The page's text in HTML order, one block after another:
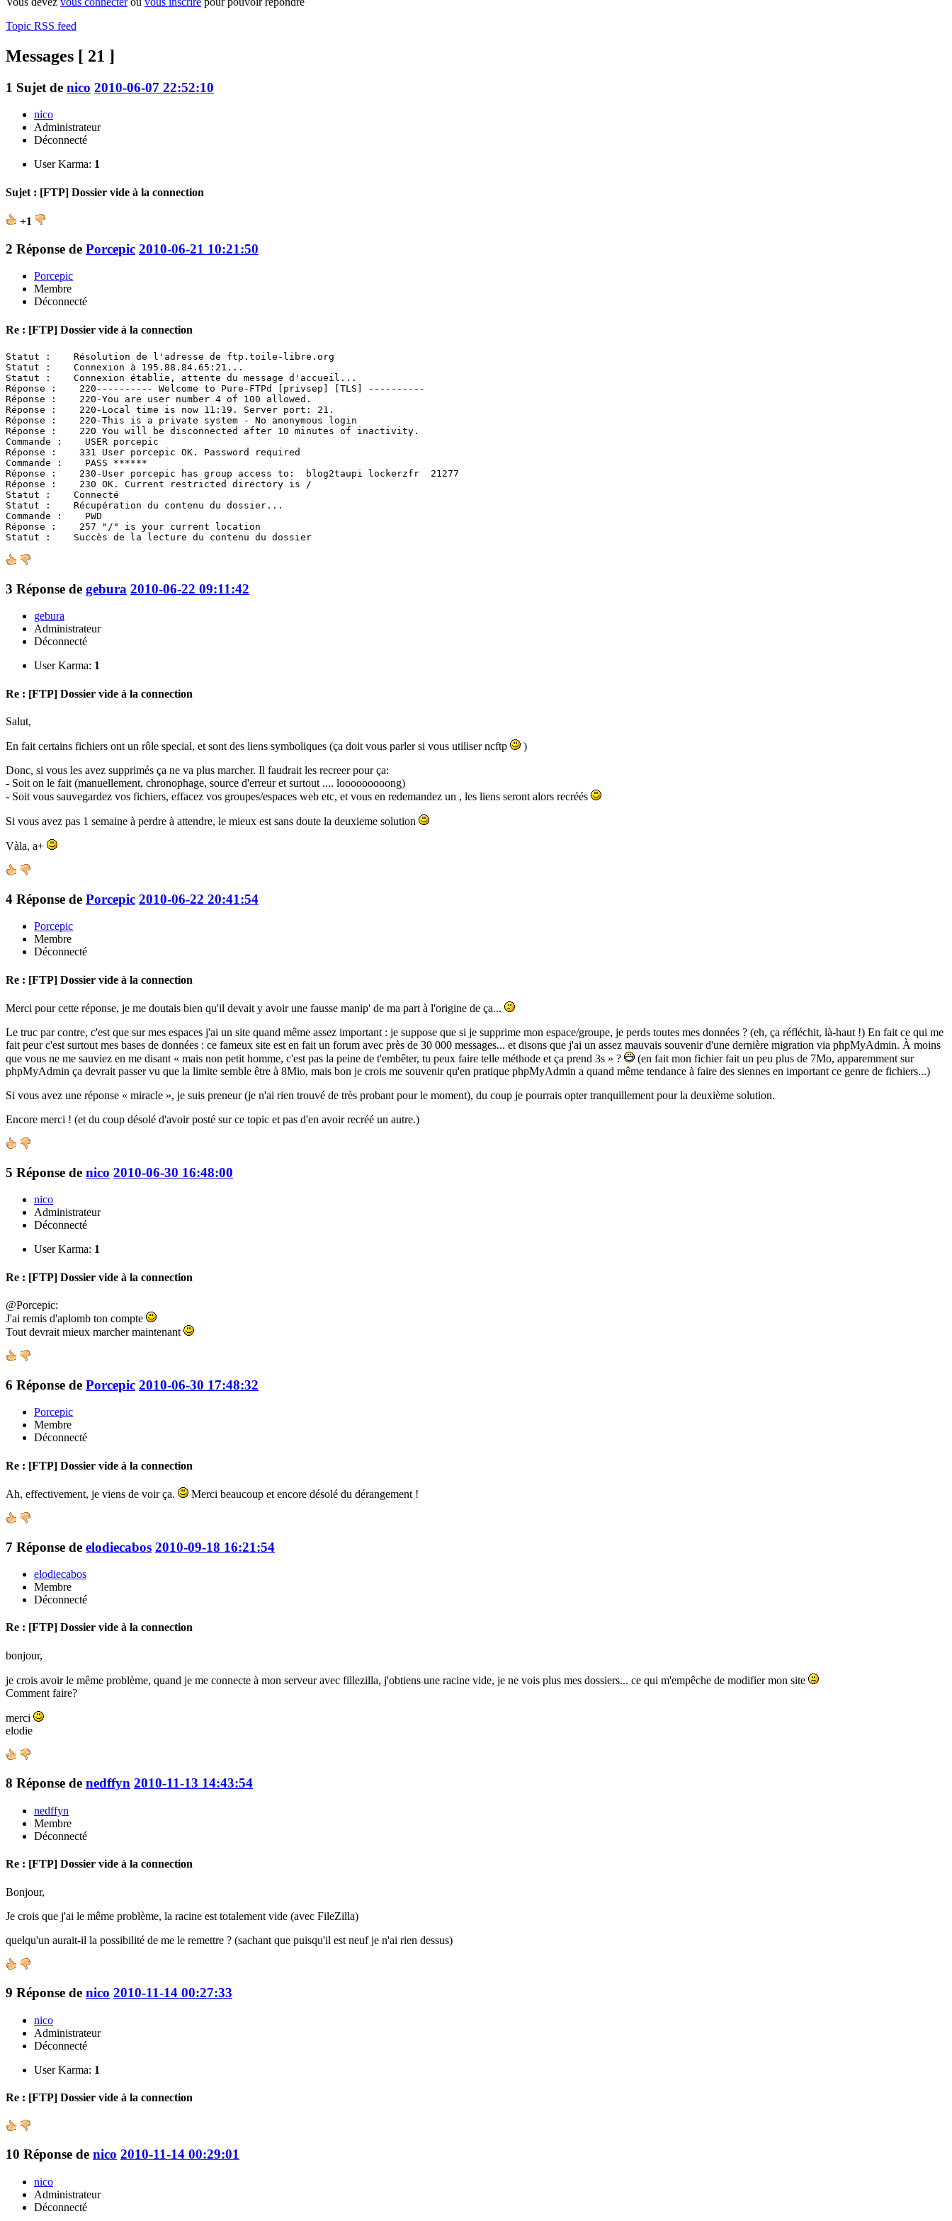
Topic RSS feed
Messages [ 21 ]
1 Sujet de nico 2010-06-07 22:52:10
nico
Administrateur
Déconnecté
User Karma: 1
Sujet : [FTP] Dossier vide à la connection
+1
2 Réponse de Porcepic 2010-06-21 10:21:50
Porcepic
Membre
Déconnecté
Re : [FTP] Dossier vide à la connection
Statut :    Résolution de l'adresse de ftp.toile-libre.org
Statut :    Connexion à 195.88.84.65:21...
Statut :    Connexion établie, attente du message d'accueil...
Réponse :    220---------- Welcome to Pure-FTPd [privsep] [TLS] ----------
Réponse :    220-You are user number 4 of 100 allowed.
Réponse :    220-Local time is now 11:19. Server port: 21.
Réponse :    220-This is a private system - No anonymous login
Réponse :    220 You will be disconnected after 10 minutes of inactivity.
Commande :    USER porcepic
Réponse :    331 User porcepic OK. Password required
Commande :    PASS ******
Réponse :    230-User porcepic has group access to:  blog2taupi lockerzfr  21277
Réponse :    230 OK. Current restricted directory is /
Statut :    Connecté
Statut :    Récupération du contenu du dossier...
Commande :    PWD
Réponse :    257 "/" is your current location
Statut :    Succès de la lecture du contenu du dossier
3 Réponse de gebura 2010-06-22 09:11:42
gebura
Administrateur
Déconnecté
User Karma: 1
Re : [FTP] Dossier vide à la connection
Salut,
En fait certains fichiers ont un rôle special, et sont des liens symboliques (ça doit vous parler si vous utiliser ncftp
)
Donc, si vous les avez supprimés ça ne va plus marcher. Il faudrait les recreer pour ça:
- Soit on le fait (manuellement, chronophage, source d'erreur et surtout .... looooooooong)
- Soit vous sauvegardez vos fichiers, effacez vos groupes/espaces web etc, et vous en redemandez un , les liens seront alors recréés
Si vous avez pas 1 semaine à perdre à attendre, le mieux est sans doute la deuxieme solution
Vàla, a+
4 Réponse de Porcepic 2010-06-22 20:41:54
Porcepic
Membre
Déconnecté
Re : [FTP] Dossier vide à la connection
Merci pour cette réponse, je me doutais bien qu'il devait y avoir une fausse manip' de ma part à l'origine de ça...
Le truc par contre, c'est que sur mes espaces j'ai un site quand même assez important : je suppose que si je supprime mon espace/groupe, je perds toutes mes données ? (eh, ça réfléchit, là-haut !) En fait ce qui me
fait peur c'est surtout mes bases de données : ce fameux site est en fait un forum avec près de 30 000 messages... et disons que j'ai un assez mauvais souvenir d'une dernière migration via phpMyAdmin. À moins
que vous ne me sauviez en me disant « mais non petit homme, c'est pas la peine de t'embêter, tu peux faire telle méthode et ça prend 3s » ?
(en fait mon fichier fait un peu plus de 7Mo, apparemment sur
phpMyAdmin ça devrait passer vu que la limite semble être à 8Mio, mais bon je crois me souvenir qu'en pratique phpMyAdmin a quand même tendance à faire des siennes en important ce genre de fichiers...)
Si vous avez une réponse « miracle », je suis preneur (je n'ai rien trouvé de très probant pour le moment), du coup je pourrais opter tranquillement pour la deuxième solution.
Encore merci ! (et du coup désolé d'avoir posté sur ce topic et pas d'en avoir recréé un autre.)
5 Réponse de nico 2010-06-30 16:48:00
nico
Administrateur
Déconnecté
User Karma: 1
Re : [FTP] Dossier vide à la connection
@Porcepic:
J'ai remis d'aplomb ton compte
Tout devrait mieux marcher maintenant
6 Réponse de Porcepic 2010-06-30 17:48:32
Porcepic
Membre
Déconnecté
Re : [FTP] Dossier vide à la connection
Ah, effectivement, je viens de voir ça. Merci beaucoup et encore désolé du dérangement !
7 Réponse de elodiecabos 2010-09-18 16:21:54
elodiecabos
Membre
Déconnecté
Re : [FTP] Dossier vide à la connection
bonjour,
je crois avoir le même problème, quand je me connecte à mon serveur avec fillezilla, j'obtiens une racine vide, je ne vois plus mes dossiers... ce qui m'empêche de modifier mon site
Comment faire?
merci
elodie
8 Réponse de nedffyn 2010-11-13 14:43:54
nedffyn
Membre
Déconnecté
Re : [FTP] Dossier vide à la connection
Bonjour,
Je crois que j'ai le même problème, la racine est totalement vide (avec FileZilla)
quelqu'un aurait-il la possibilité de me le remettre ? (sachant que puisqu'il est neuf je n'ai rien dessus)
9 Réponse de nico 2010-11-14 00:27:33
nico
Administrateur
Déconnecté
User Karma: 1
Re : [FTP] Dossier vide à la connection
10 Réponse de nico 2010-11-14 00:29:01
nico
Administrateur
Déconnecté